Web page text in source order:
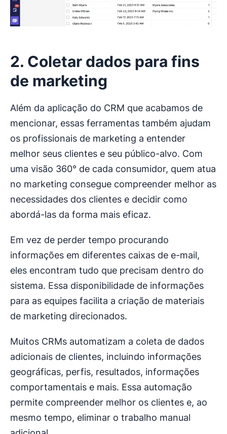
2. Coletar dados para fins
de marketing
Além da aplicação do CRM que acabamos de
mencionar, essas ferramentas também ajudam
os profissionais de marketing a entender
melhor seus clientes e seu público-alvo. Com
uma visão 360° de cada consumidor, quem atua
no marketing consegue compreender melhor as
necessidades dos clientes e decidir como
abordá-las da forma mais eficaz.
Em vez de perder tempo procurando
informações em diferentes caixas de e-mail,
eles encontram tudo que precisam dentro do
sistema. Essa disponibilidade de informações
para as equipes facilita a criação de materiais
de marketing direcionados.
Muitos CRMs automatizam a coleta de dados
adicionais de clientes, incluindo informações
geográficas, perfis, resultados, informações
comportamentais e mais. Essa automação
permite compreender melhor os clientes e, ao
mesmo tempo, eliminar o trabalho manual